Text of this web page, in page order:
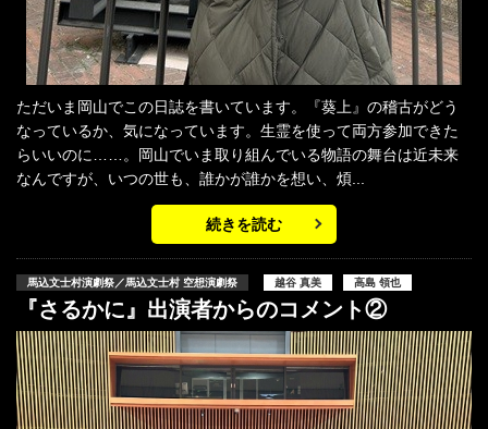
ただいま岡山でこの日誌を書いています。『葵上』の稽古がどう
なっているか、気になっています。生霊を使って両方参加できた
らいいのに……。岡山でいま取り組んでいる物語の舞台は近未来
なんですが、いつの世も、誰かが誰かを想い、煩...
続きを読む
馬込文士村演劇祭／馬込文士村 空想演劇祭 越谷 真美 高島 領也
『さるかに』出演者からのコメント②